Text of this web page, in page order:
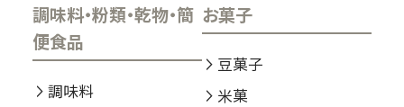
調味料・粉類・乾物・簡
便食品
調味料
お菓子
豆菓子
米菓